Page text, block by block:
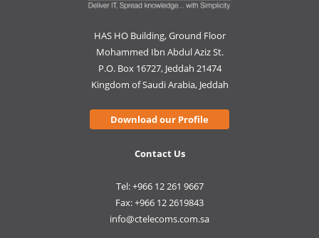
HAS HO Building, Ground Floor
Mohammed Ibn Abdul Aziz St.
P.O. Box 16727, Jeddah 21474
Kingdom of Saudi Arabia, Jeddah
Download our Profile
Contact Us
Tel: +966 12 261 9667
Fax: +966 12 2619843
info@ctelecoms.com.sa